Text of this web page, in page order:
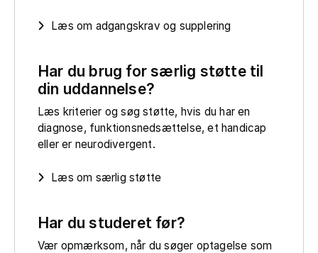
Læs om adgangskrav og supplering
Har du brug for særlig støtte til
din uddannelse?
Læs kriterier og søg støtte, hvis du har en
diagnose, funktionsnedsættelse, et handicap
eller er neurodivergent.
Læs om særlig støtte
Har du studeret før?
Vær opmærksom, når du søger optagelse som